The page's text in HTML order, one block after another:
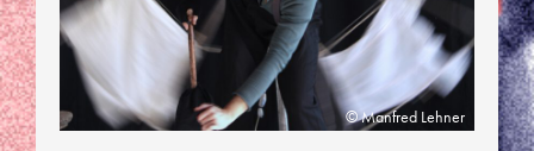
Manfred Lehner